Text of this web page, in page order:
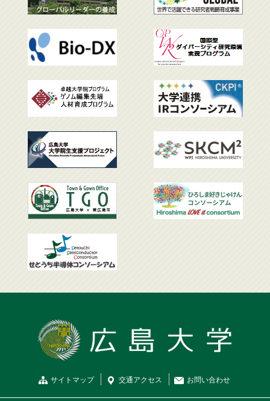
サイトマップ 交通アクセス お問い合わせ